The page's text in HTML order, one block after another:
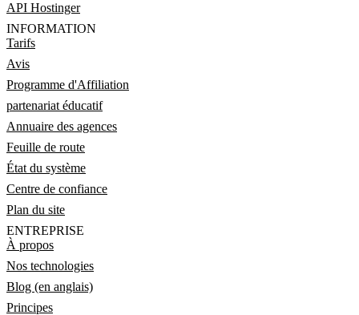
API Hostinger
INFORMATION
Tarifs
Avis
Programme d'Affiliation
partenariat éducatif
Annuaire des agences
Feuille de route
État du système
Centre de confiance
Plan du site
ENTREPRISE
À propos
Nos technologies
Blog (en anglais)
Principes